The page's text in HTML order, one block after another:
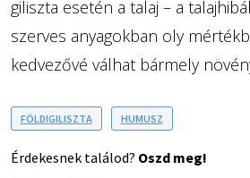
giliszta esetén a talaj – a
szerves anyagokban oly
kedvezővé válhat bármely
FÖLDIGILISZTA HUMUSZ
Érdekesnek találod? Oszd meg!